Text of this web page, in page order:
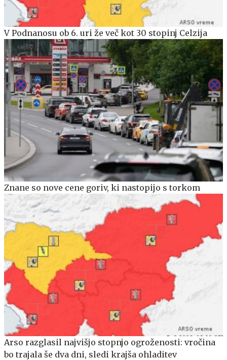
V Podnanosu ob 6. uri že več kot 30 stopinj Celzija
Znane so nove cene goriv, ki nastopijo s torkom
Arso razglasil najvišjo stopnjo ogroženosti: vročina
bo trajala še dva dni, sledi krajša ohladitev